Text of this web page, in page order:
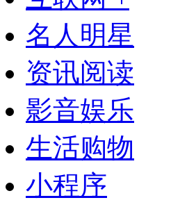
名人明星
资讯阅读
影音娱乐
生活购物
小程序